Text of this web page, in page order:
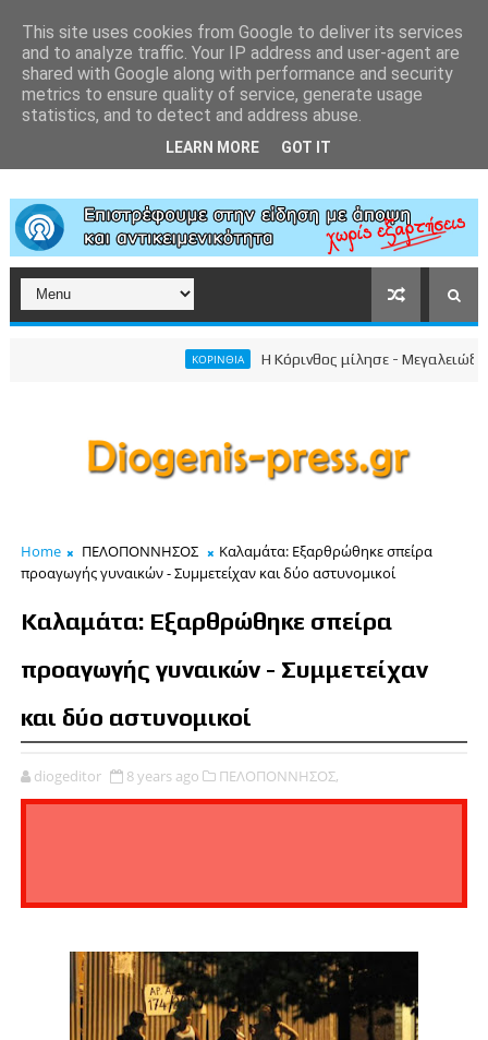
ΚΟΡΙΝΘΙΑ Η Κόρινθος μίλησε - Μεγαλειώδης
Home ΠΕΛΟΠΟΝΝΗΣΟΣ
Καλαμάτα: Εξαρθρώθηκε σπείρα
προαγωγής γυναικών - Συμμετείχαν και δύο αστυνομικοί
Καλαμάτα: Εξαρθρώθηκε σπείρα
προαγωγής γυναικών - Συμμετείχαν
και δύο αστυνομικοί
diogeditor 8 years ago ΠΕΛΟΠΟΝΝΗΣΟΣ,
This site uses cookies from Google to deliver its services
and to analyze traffic. Your IP address and user-agent are
shared with Google along with performance and security
metrics to ensure quality of service, generate usage
statistics, and to detect and address abuse.
LEARN MORE GOT IT